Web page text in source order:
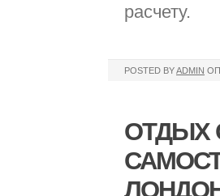
расчету.
POSTED BYADMIN
ОТДЫХ